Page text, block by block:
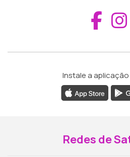
Instale a aplicação
Redes de